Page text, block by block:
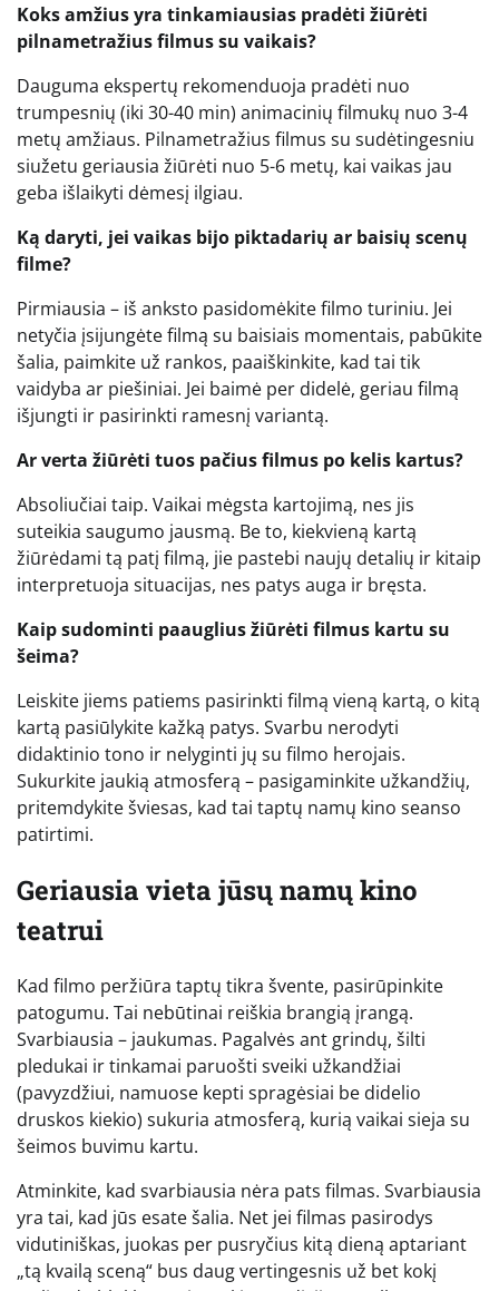
Koks amžius yra tinkamiausias pradėti žiūrėti
pilnametražius filmus su vaikais?
Dauguma ekspertų rekomenduoja pradėti nuo
trumpesnių (iki 30-40 min) animacinių filmukų nuo 3-4
metų amžiaus. Pilnametražius filmus su sudėtingesniu
siužetu geriausia žiūrėti nuo 5-6 metų, kai vaikas jau
geba išlaikyti dėmesį ilgiau.
Ką daryti, jei vaikas bijo piktadarių ar baisių scenų
filme?
Pirmiausia – iš anksto pasidomėkite filmo turiniu. Jei
netyčia įsijungėte filmą su baisiais momentais, pabūkite
šalia, paimkite už rankos, paaiškinkite, kad tai tik
vaidyba ar piešiniai. Jei baimė per didelė, geriau filmą
išjungti ir pasirinkti ramesnį variantą.
Ar verta žiūrėti tuos pačius filmus po kelis kartus?
Absoliučiai taip. Vaikai mėgsta kartojimą, nes jis
suteikia saugumo jausmą. Be to, kiekvieną kartą
žiūrėdami tą patį filmą, jie pastebi naujų detalių ir kitaip
interpretuoja situacijas, nes patys auga ir bręsta.
Kaip sudominti paauglius žiūrėti filmus kartu su
šeima?
Leiskite jiems patiems pasirinkti filmą vieną kartą, o kitą
kartą pasiūlykite kažką patys. Svarbu nerodyti
didaktinio tono ir nelyginti jų su filmo herojais.
Sukurkite jaukią atmosferą – pasigaminkite užkandžių,
pritemdykite šviesas, kad tai taptų namų kino seanso
patirtimi.
Geriausia vieta jūsų namų kino
teatrui
Kad filmo peržiūra taptų tikra švente, pasirūpinkite
patogumu. Tai nebūtinai reiškia brangią įrangą.
Svarbiausia – jaukumas. Pagalvės ant grindų, šilti
pledukai ir tinkamai paruošti sveiki užkandžiai
(pavyzdžiui, namuose kepti spragėsiai be didelio
druskos kiekio) sukuria atmosferą, kurią vaikai sieja su
šeimos buvimu kartu.
Atminkite, kad svarbiausia nėra pats filmas. Svarbiausia
yra tai, kad jūs esate šalia. Net jei filmas pasirodys
vidutiniškas, juokas per pusryčius kitą dieną aptariant
„tą kvailą sceną“ bus daug vertingesnis už bet kokį